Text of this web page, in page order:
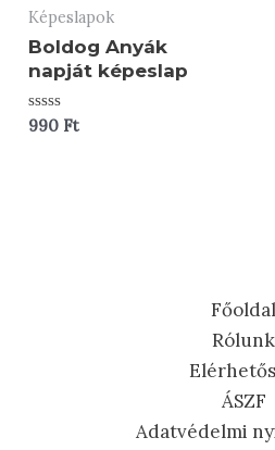
Képeslapok
Boldog Anyák
napját képeslap
Értékelés:
990 Ft
Főoldal
Rólunk
ÁSZF
Adatvédelmi